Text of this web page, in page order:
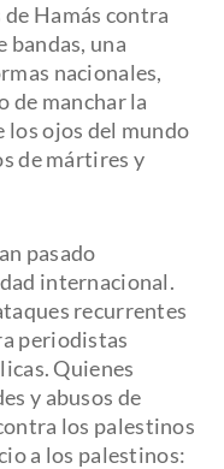
Hamás contra
bandas, una
nacionales,
de manchar la
los ojos del mundo
de mártires y
pasado
internacional.
recurrentes
periodistas
Quienes
y abusos de
los palestinos
a los palestinos: